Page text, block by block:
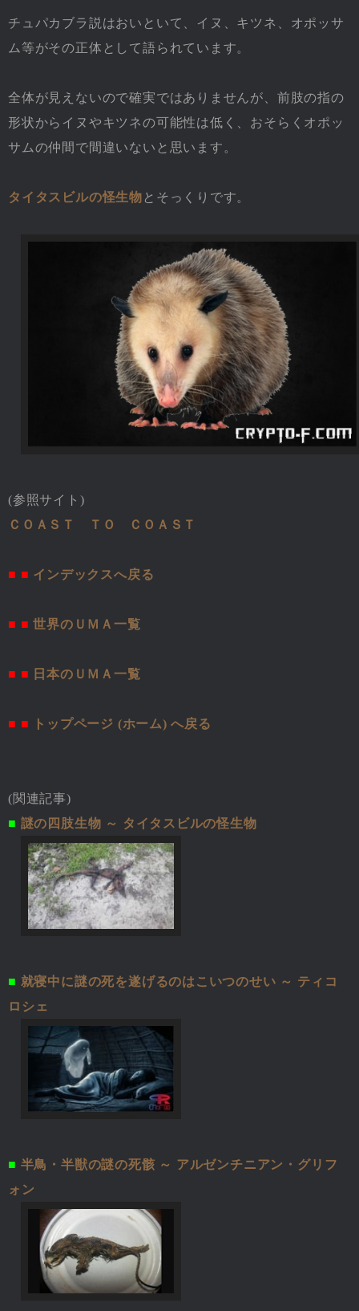
チュパカブラ説はおいといて、イヌ、キツネ、オポッサ
ム等がその正体として語られています。
全体が見えないので確実ではありませんが、前肢の指の
形状からイヌやキツネの可能性は低く、おそらくオポッ
サムの仲間で間違いないと思います。
タイタスビルの怪生物 とそっくりです。
(参照サイト)
ＣＯＡＳＴ ＴＯ ＣＯＡＳＴ
■ ■ インデックスへ戻る
■ ■ 世界のＵＭＡ一覧
■ ■ 日本のＵＭＡ一覧
■ ■ トップページ (ホーム) へ戻る
(関連記事)
■ 謎の四肢生物 ～ タイタスビルの怪生物
■ 就寝中に謎の死を遂げるのはこいつのせい ～ ティコ
ロシェ
■ 半鳥・半獣の謎の死骸 ～ アルゼンチニアン・グリフ
ォン